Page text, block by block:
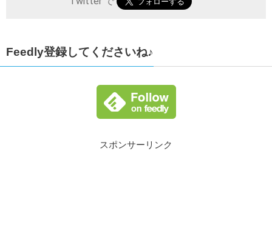
Feedly登録してくださいね♪
スポンサーリンク